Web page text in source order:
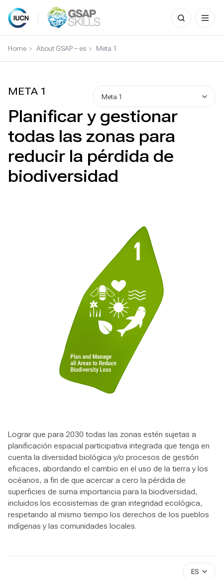
Skip
Search
for:
Home About GSAP – es Meta 1
META 1
Planificar y gestionar
todas las zonas para
reducir la pérdida de
biodiversidad
Lograr que para 2030 todas las zonas estén sujetas a
planificación espacial participativa integrada que tenga en
cuenta la diversidad biológica y/o procesos de gestión
eficaces, abordando el cambio en el uso de la tierra y los
océanos, a fin de que acercar a cero la pérdida de
superficies de suma importancia para la biodiversidad,
incluidos los ecosistemas de gran integridad ecológica,
respetando al mismo tiempo los derechos de los pueblos
indígenas y las comunidades locales.
Meta 1
ES